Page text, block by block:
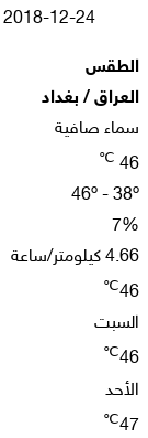
2018-12-24
الطقس
العراق / بغداد
سماء صافية
46
℃
46º - 38º
7%
4.66 كيلومتر/ساعة
46
℃
السبت
46
℃
الأحد
47
℃